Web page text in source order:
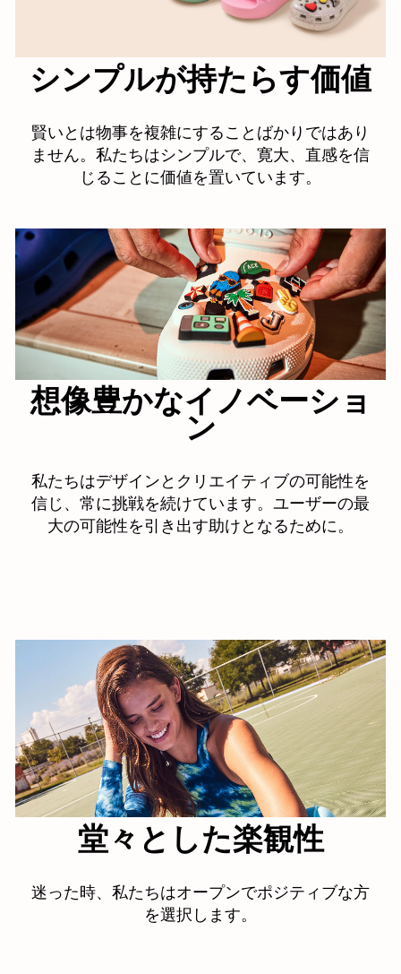
シンプルが持たらす価値
賢いとは物事を複雑にすることばかりではあり
ません。私たちはシンプルで、寛大、直感を信
じることに価値を置いています。
想像豊かなイノベーショ
ン
私たちはデザインとクリエイティブの可能性を
信じ、常に挑戦を続けています。ユーザーの最
大の可能性を引き出す助けとなるために。
堂々とした楽観性
迷った時、私たちはオープンでポジティブな方
を選択します。